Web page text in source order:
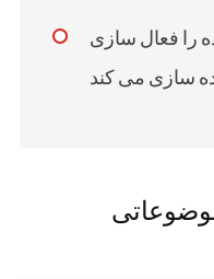
را فعال سازی
سازی می کند